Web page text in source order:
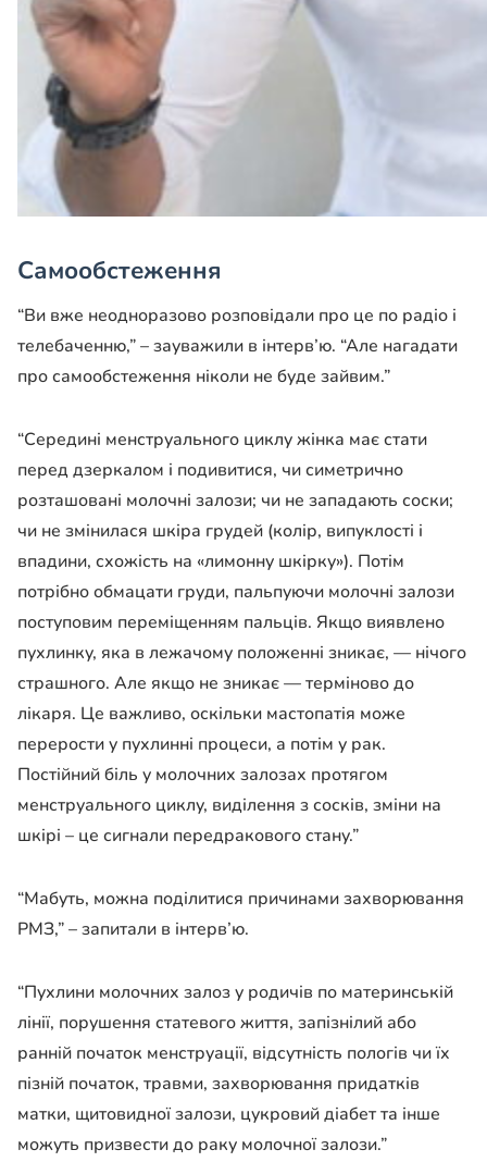
Самообстеження
“Ви вже неодноразово розповідали про це по радіо і
телебаченню,” – зауважили в інтерв’ю. “Але нагадати
про самообстеження ніколи не буде зайвим.”
“Середині менструального циклу жінка має стати
перед дзеркалом і подивитися, чи симетрично
розташовані молочні залози; чи не западають соски;
чи не змінилася шкіра грудей (колір, випуклості і
впадини, схожість на «лимонну шкірку»). Потім
потрібно обмацати груди, пальпуючи молочні залози
поступовим переміщенням пальців. Якщо виявлено
пухлинку, яка в лежачому положенні зникає, — нічого
страшного. Але якщо не зникає — терміново до
лікаря. Це важливо, оскільки мастопатія може
перерости у пухлинні процеси, а потім у рак.
Постійний біль у молочних залозах протягом
менструального циклу, виділення з сосків, зміни на
шкірі – це сигнали передракового стану.”
“Мабуть, можна поділитися причинами захворювання
РМЗ,” – запитали в інтерв’ю.
“Пухлини молочних залоз у родичів по материнській
лінії, порушення статевого життя, запізнілий або
ранній початок менструації, відсутність пологів чи їх
пізній початок, травми, захворювання придатків
матки, щитовидної залози, цукровий діабет та інше
можуть призвести до раку молочної залози.”